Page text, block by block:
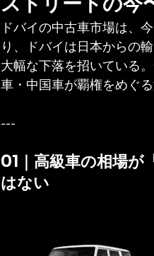
ドバイの中古車市場は、
り、ドバイは日本からの
大幅な下落を招いている
車・中国車が覇権をめぐ
---
01｜高級車の相場
はない